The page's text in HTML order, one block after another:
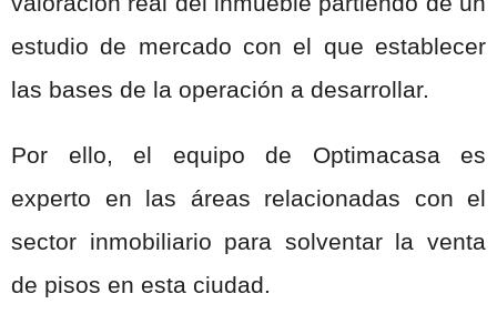
estudio de mercado con el que establecer
las bases de la operación a desarrollar.
Por ello, el equipo de Optimacasa es
experto en las áreas relacionadas con el
sector inmobiliario para solventar la venta
de pisos en esta ciudad.